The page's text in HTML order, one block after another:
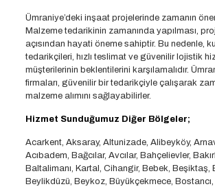
Ümraniye’deki inşaat projelerinde zamanın
Malzeme tedarikinin zamanında yapılması,
açısından hayati öneme sahiptir. Bu nedenle,
tedarikçileri, hızlı teslimat ve güvenilir lojistik
müşterilerinin beklentilerini karşılamalıdır.
firmaları, güvenilir bir tedarikçiyle çalışarak
malzeme alımını sağlayabilirler.
Hizmet Sunduğumuz Diğer Bölgeler;
Acarkent, Aksaray, Altunizade, Alibeyköy,
Acıbadem, Bağcılar, Avcılar, Bahçelievler,
Baltalimanı, Kartal, Cihangir, Bebek, Beşiktaş,
Beylikdüzü, Beykoz, Büyükçekmece, Bostancı,